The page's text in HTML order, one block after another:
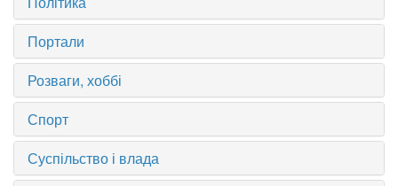
Портали
Розваги, хоббі
Спорт
Суспільство і влада